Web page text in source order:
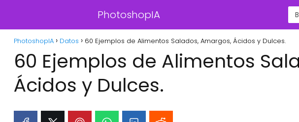
PhotoshopIA
PhotoshopIA Datos 60 Ejemplos de Alimentos Salados, Amargos, Ácidos y Dulces.
60 Ejemplos de Alimentos
Ácidos y Dulces.